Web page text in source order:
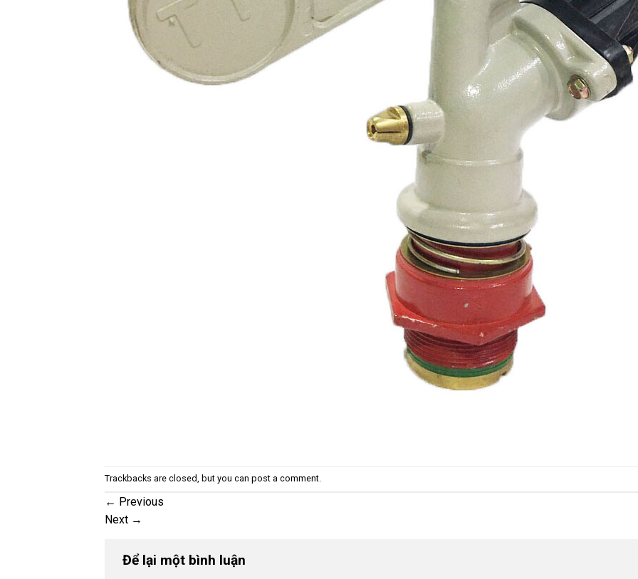
Trackbacks are closed, but you can post a comment
← Previous
Next →
Để lại một bình luận